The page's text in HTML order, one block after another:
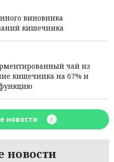
виновника
кишечника
чай из
кишечника на 67% и
новости
новости